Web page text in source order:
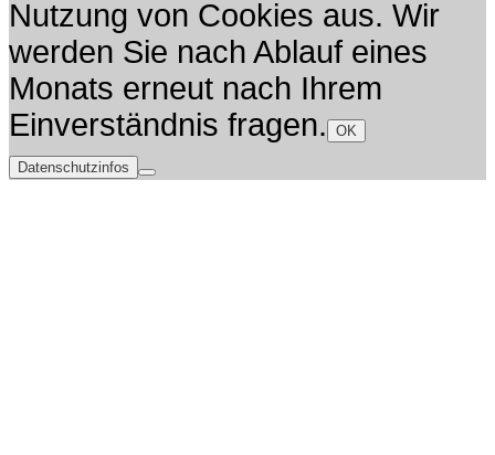
Nutzung von Cookies aus. Wir
werden Sie nach Ablauf eines
Monats erneut nach Ihrem
Einverständnis fragen.
OK
Datenschutzinfos